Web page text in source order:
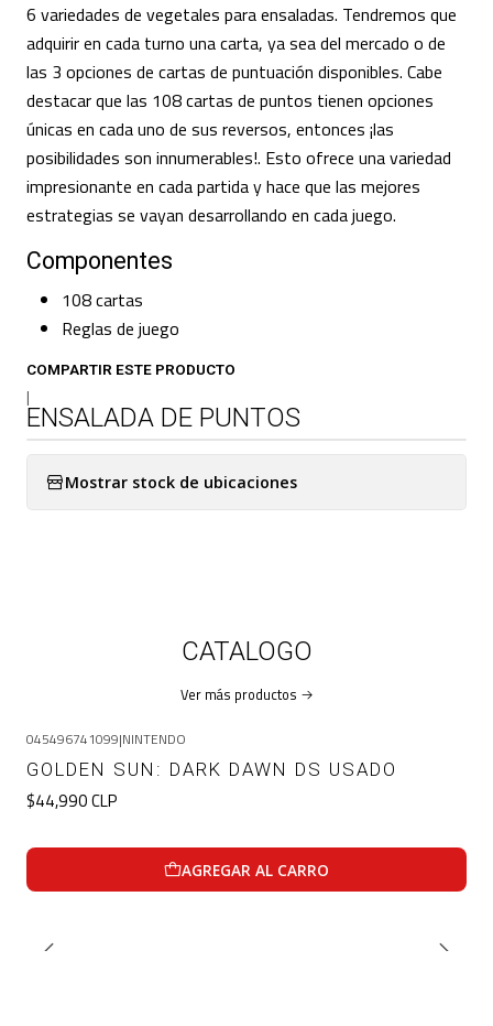
6 variedades de vegetales para ensaladas. Tendremos que
adquirir en cada turno una carta, ya sea del mercado o de
las 3 opciones de cartas de puntuación disponibles. Cabe
destacar que las 108 cartas de puntos tienen opciones
únicas en cada uno de sus reversos, entonces ¡las
posibilidades son innumerables!. Esto ofrece una variedad
impresionante en cada partida y hace que las mejores
estrategias se vayan desarrollando en cada juego.
Componentes
108 cartas
Reglas de juego
COMPARTIR ESTE PRODUCTO
|
ENSALADA DE PUNTOS
Mostrar stock de ubicaciones
CATALOGO
Ver más productos
045496741099|NINTENDO
GOLDEN SUN: DARK DAWN DS USADO
$44,990 CLP
AGREGAR AL CARRO